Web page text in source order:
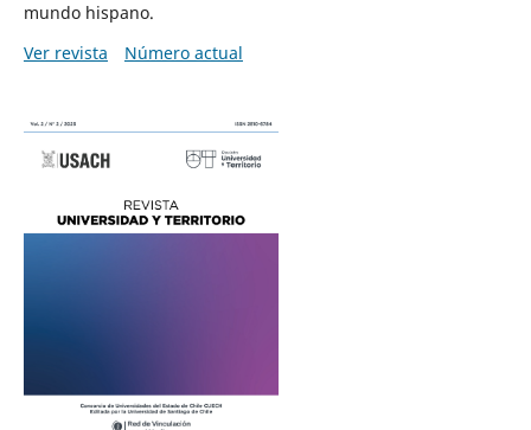
mundo hispano.
Ver revista
Número actual